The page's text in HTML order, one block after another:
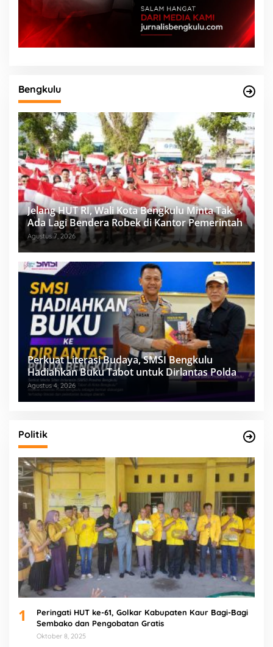
Bengkulu
Jelang HUT RI, Wali Kota Bengkulu Minta Tak
Ada Lagi Bendera Robek di Kantor Pemerintah
Agustus 7, 2026
Perkuat Literasi Budaya, SMSI Bengkulu
Hadiahkan Buku Tabot untuk Dirlantas Polda
Agustus 4, 2026
Politik
1
Peringati HUT ke-61, Golkar Kabupaten Kaur Bagi-Bagi
Sembako dan Pengobatan Gratis
Oktober 8, 2025